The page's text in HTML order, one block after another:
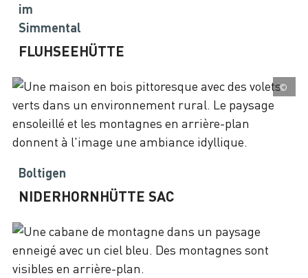
im
Simmental
FLUHSEEHÜTTE
©
Boltigen
NIDERHORNHÜTTE SAC